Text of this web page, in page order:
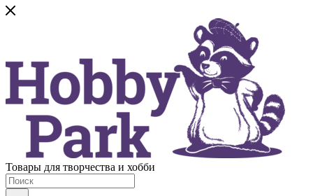
Товары для творчества и хобби